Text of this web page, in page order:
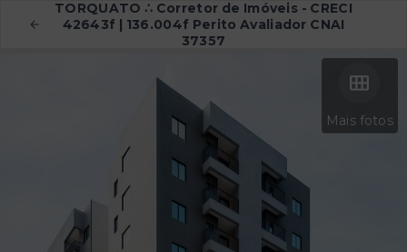
TORQUATO ∴ Corretor de Imóveis - CRECI
42643f | 136.004f Perito Avaliador CNAI
37357
Mais fotos